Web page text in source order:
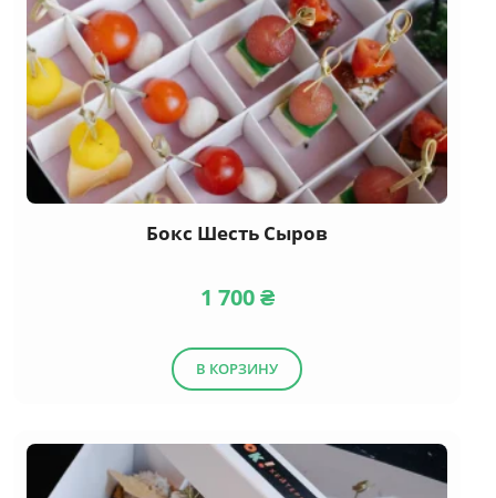
Бокс Шесть Сыров
1 700₴
В КОРЗИНУ